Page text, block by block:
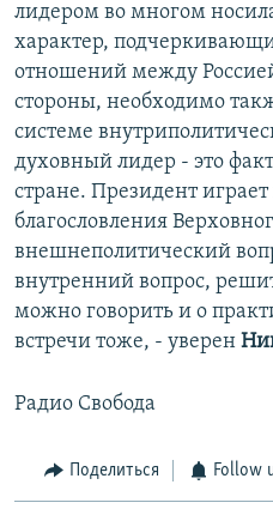
лидером во многом
характер,
отношений между
стороны, необходимо
системе
духовный лидер - это
стране. Президент играет
благословления
внешнеполитический
внутренний вопрос,
можно говорить и о
встречи тоже, - уверен
Радио Свобода
Поделиться Follow